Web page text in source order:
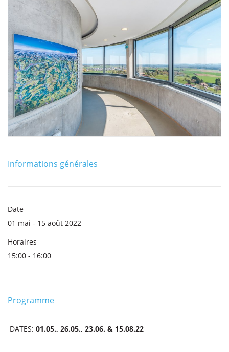
Informations générales
Date
01 mai - 15 août 2022
Horaires
15:00 - 16:00
Programme
DATES: 01.05., 26.05., 23.06. & 15.08.22